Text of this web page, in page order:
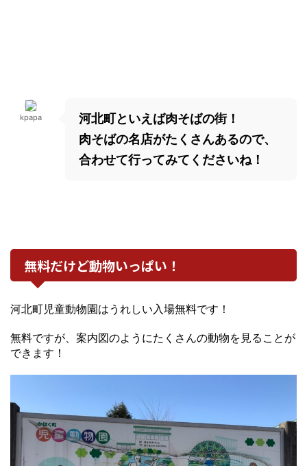
kpapa
河北町といえば肉そばの街！
肉そばの名店がたくさんあるので、
合わせて行ってみてくださいね！
無料だけど動物いっぱい！
河北町児童動物園はうれしい入場無料です！
無料ですが、案内図のようにたくさんの動物を見ることが
できます！